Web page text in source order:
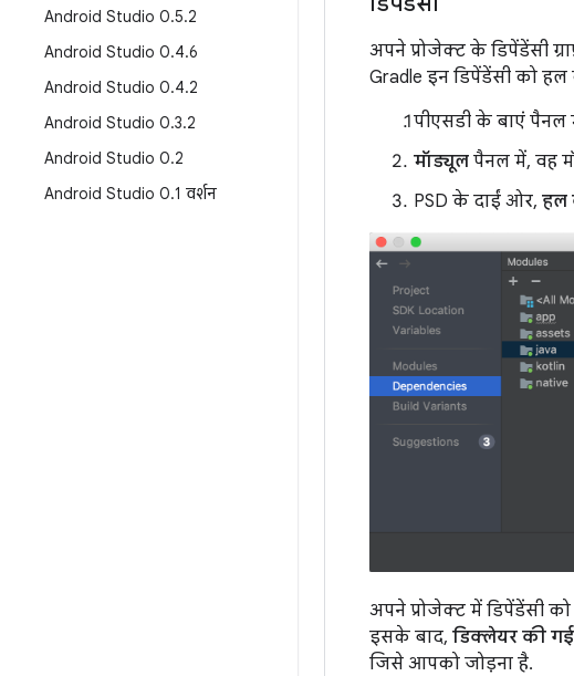
Android Studio 0.5.2
Android Studio 0.4.6
Android Studio 0.4.2
Android Studio 0.3.2
Android Studio 0.2
Android Studio 0.1 वर्शन
अपने प्रोजेक्ट के डिपेंडेंसी
Gradle इन डिपेंडेंसी को
पीएसडी के बाएं पैनल
मॉड्यूल पैनल में, वह
PSD के दाईं ओर, हल
अपने प्रोजेक्ट में डिपेंडेंसी
इसके बाद, डिक्लेयर की
जिसे आपको जोड़ना है.